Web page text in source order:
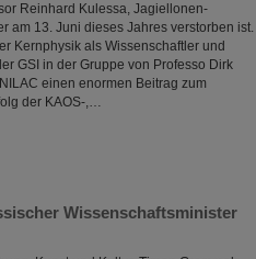
Reinhard Kulessa, Jagiellonen-
am 13. Juni dieses Jahres verstorben ist.
Kernphysik als Wissenschaftler und
GSI in der Gruppe von Professo Dirk
einen enormen Beitrag zum
der KAOS-,…
Wissenschaftsminister